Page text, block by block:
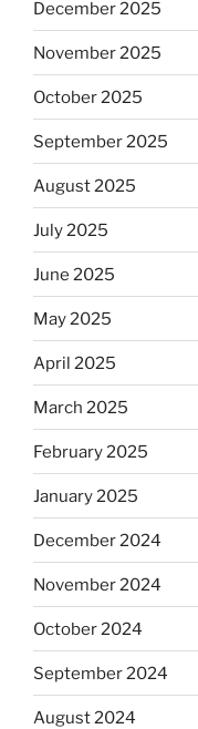
December 2025
November 2025
October 2025
September 2025
August 2025
July 2025
June 2025
May 2025
April 2025
March 2025
February 2025
January 2025
December 2024
November 2024
October 2024
September 2024
August 2024